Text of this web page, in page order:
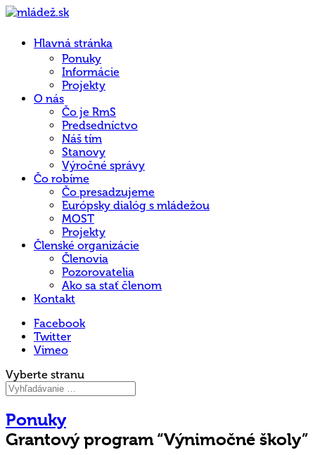
Hlavná stránka
Ponuky
Informácie
Projekty
O nás
Čo je RmS
Predsedníctvo
Náš tím
Stanovy
Výročné správy
Čo robíme
Čo presadzujeme
Európsky dialóg s mládežou
MOST
Projekty
Členské organizácie
Členovia
Pozorovatelia
Ako sa stať členom
Kontakt
Facebook
Twitter
Vimeo
Vyberte stranu
Ponuky
Grantový program “Výnimočné školy”